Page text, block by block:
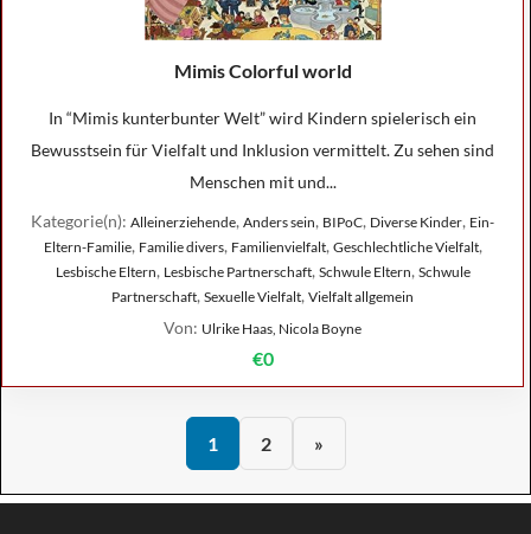
Mimis Colorful world
In “Mimis kunterbunter Welt” wird Kindern spielerisch ein
Bewusstsein für Vielfalt und Inklusion vermittelt. Zu sehen sind
Menschen mit und...
Kategorie(n): Alleinerziehende, Anders sein, BIPoC, Diverse Kinder, Ein-
Eltern-Familie, Familie divers, Familienvielfalt, Geschlechtliche Vielfalt,
Lesbische Eltern, Lesbische Partnerschaft, Schwule Eltern, Schwule
Partnerschaft, Sexuelle Vielfalt, Vielfalt allgemein
Von: Ulrike Haas, Nicola Boyne
€0
1 2 »